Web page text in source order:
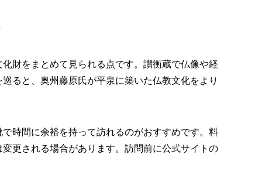
財をまとめて見られる点です。讃衡蔵で仏像や経
ると、奥州藤原氏が平泉に築いた仏教文化をより
時間に余裕を持って訪れるのがおすすめです。料
更される場合があります。訪問前に公式サイトの